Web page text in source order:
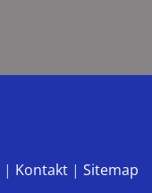
| Kontakt | Sitemap